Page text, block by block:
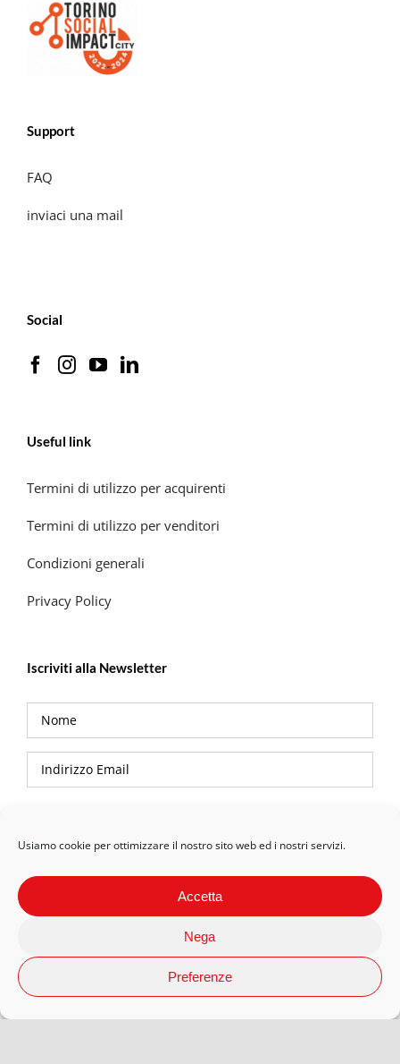
Usiamo cookie per ottimizzare il nostro sito web ed i nostri servizi.
Accetta
Nega
Preferenze
Support
FAQ
inviaci una mail
Social
Useful link
Termini di utilizzo per acquirenti
Termini di utilizzo per venditori
Condizioni generali
Privacy Policy
Iscriviti alla Newsletter